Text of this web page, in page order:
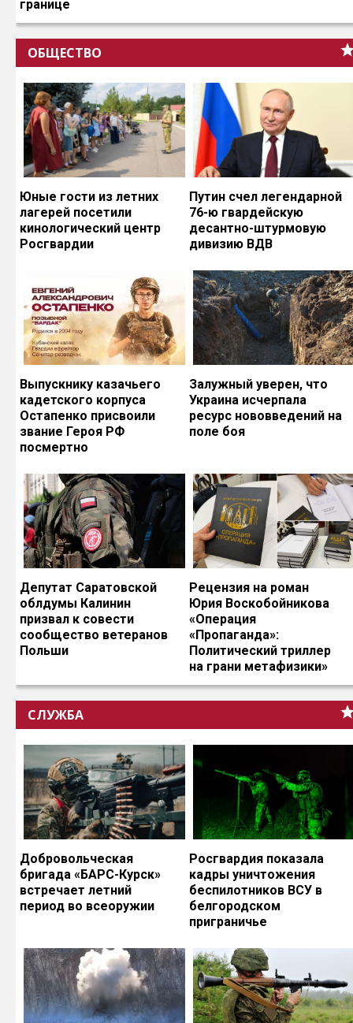
границе
ОБЩЕСТВО
Юные гости из летних
лагерей посетили
кинологический центр
Росгвардии
Путин счел легендарной
76-ю гвардейскую
десантно-штурмовую
дивизию ВДВ
Выпускнику казачьего
кадетского корпуса
Остапенко присвоили
звание Героя РФ
посмертно
Залужный уверен, что
Украина исчерпала
ресурс нововведений на
поле боя
Депутат Саратовской
облдумы Калинин
призвал к совести
сообщество ветеранов
Польши
Рецензия на роман
Юрия Воскобойникова
«Операция
«Пропаганда»:
Политический триллер
на грани метафизики»
СЛУЖБА
Добровольческая
бригада «БАРС-Курск»
встречает летний
период во всеоружии
Росгвардия показала
кадры уничтожения
беспилотников ВСУ в
белгородском
приграничье